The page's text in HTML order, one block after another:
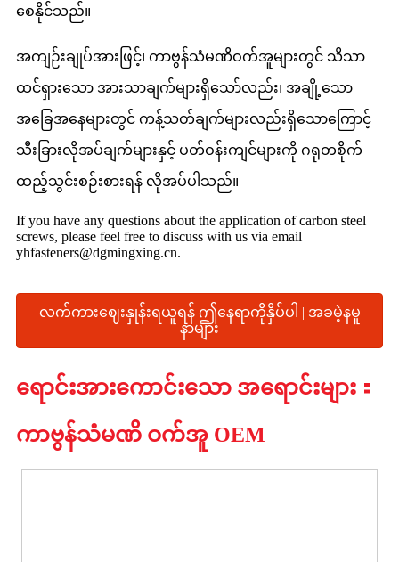
စေနိုင်သည်။
အကျဉ်းချုပ်အားဖြင့်၊ ကာဗွန်သံမဏိဝက်အူများတွင် သိသာ
ထင်ရှားသော အားသာချက်များရှိသော်လည်း၊ အချို့သော
အခြေအနေများတွင် ကန့်သတ်ချက်များလည်းရှိသောကြောင့်
သီးခြားလိုအပ်ချက်များနှင့် ပတ်ဝန်းကျင်များကို ဂရုတစိုက်
ထည့်သွင်းစဉ်းစားရန် လိုအပ်ပါသည်။
If you have any questions about the application of carbon steel
screws, please feel free to discuss with us via email
yhfasteners@dgmingxing.cn.
လက်ကားဈေးနှုန်းရယူရန် ဤနေရာကိုနှိပ်ပါ | အခမဲ့နမူ
နာများ
ရောင်းအားကောင်းသော အရောင်းများ：
ကာဗွန်သံမဏိ ဝက်အူ OEM